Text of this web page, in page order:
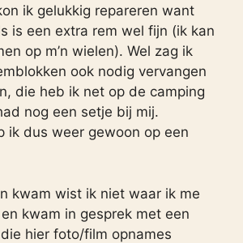
ik gelukkig repareren want
is een extra rem wel fijn (ik kan
op m’n wielen). Wel zag ik
ook nodig vervangen
die heb ik net op de camping
nog een setje bij mij.
ik dus weer gewoon op een
kwam wist ik niet waar ik me
kwam in gesprek met een
hier foto/film opnames